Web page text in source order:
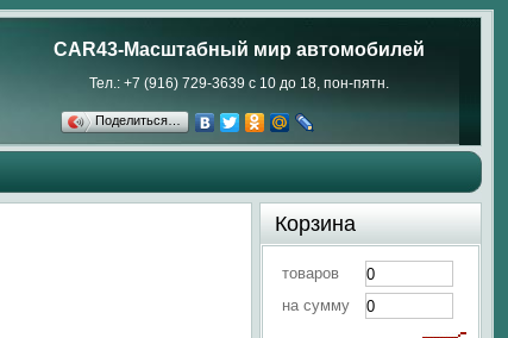
CAR43-Масштабный мир автомобилей
Тел.: +7 (916) 729-3639 с 10 до 18, пон-пятн.
Поделиться…
Корзина
товаров
на сумму